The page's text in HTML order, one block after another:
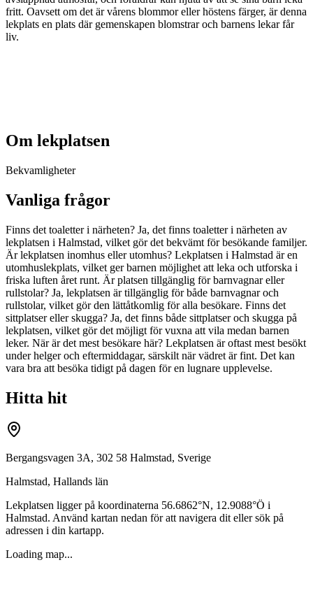
fritt. Oavsett om det är vårens blommor eller höstens färger, är denna
lekplats en plats där gemenskapen blomstrar och barnens lekar får
liv.
Om lekplatsen
Bekvamligheter
Vanliga frågor
Finns det toaletter i närheten? Ja, det finns toaletter i närheten av
lekplatsen i Halmstad, vilket gör det bekvämt för besökande familjer.
Är lekplatsen inomhus eller utomhus? Lekplatsen i Halmstad är en
utomhuslekplats, vilket ger barnen möjlighet att leka och utforska i
friska luften året runt. Är platsen tillgänglig för barnvagnar eller
rullstolar? Ja, lekplatsen är tillgänglig för både barnvagnar och
rullstolar, vilket gör den lättåtkomlig för alla besökare. Finns det
sittplatser eller skugga? Ja, det finns både sittplatser och skugga på
lekplatsen, vilket gör det möjligt för vuxna att vila medan barnen
leker. När är det mest besökare här? Lekplatsen är oftast mest besökt
under helger och eftermiddagar, särskilt när vädret är fint. Det kan
vara bra att besöka tidigt på dagen för en lugnare upplevelse.
Hitta hit
Bergangsvagen 3A, 302 58 Halmstad, Sverige
Halmstad, Hallands län
Lekplatsen ligger på koordinaterna 56.6862°N, 12.9088°Ö i
Halmstad. Använd kartan nedan för att navigera dit eller sök på
adressen i din kartapp.
Loading map...